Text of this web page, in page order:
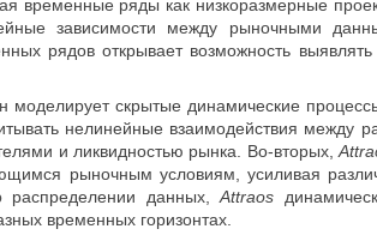
временные ряды как низкоразмерные
зависимости между рыночными
рядов открывает возможность
скрытые динамические
нелинейные взаимодействия
и ликвидностью рынка. Во-вторых,
рыночным условиям, усиливая
распределении данных,Attraos
временных горизонтах.